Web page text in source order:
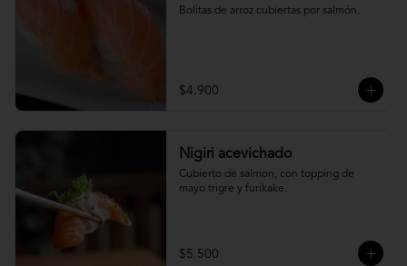
Bolitas de arroz cubiertas por salmón.
$4.900
Nigiri acevichado
Cubierto de salmon, con topping de
mayo trigre y furikake.
$5.500